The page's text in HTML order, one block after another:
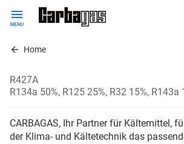
contentHome
R427A
R134a 50%, R125 25%, R32 15%, R143a
CARBAGAS, Ihr Partner für Kältemittel,
der Klima- und Kältetechnik das